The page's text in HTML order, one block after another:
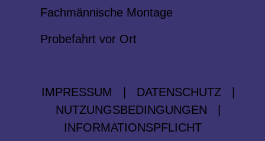
Fachmännische Montage
Probefahrt vor Ort
IMPRESSUM DATENSCHUTZ
NUTZUNGSBEDINGUNGEN
INFORMATIONSPFLICHT